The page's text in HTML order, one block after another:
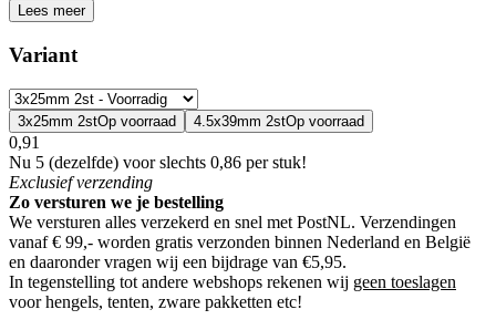
Lees meer
Variant
3x25mm 2stOp voorraad 4.5x39mm 2stOp voorraad
0,91
Nu 5 (dezelfde) voor slechts 0,86 per stuk!
Exclusiefverzending
Zo versturen we je bestelling
We versturen alles verzekerd en snel met PostNL. Verzendingen
vanaf € 99,- worden gratis verzonden binnen Nederland en België
en daaronder vragen wij een bijdrage van €5,95.
In tegenstelling tot andere webshops rekenen wij geen toeslagen
voor hengels, tenten, zware pakketten etc!